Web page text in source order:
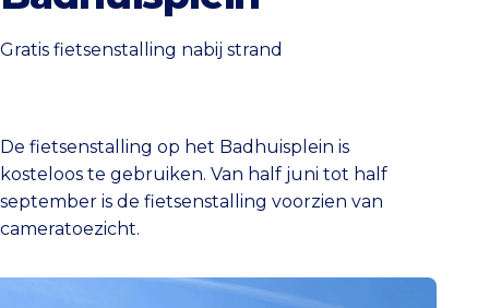
Gratis fietsenstalling nabij strand
De fietsenstalling op het Badhuisplein is
kosteloos te gebruiken. Van half juni tot half
september is de fietsenstalling voorzien van
cameratoezicht.